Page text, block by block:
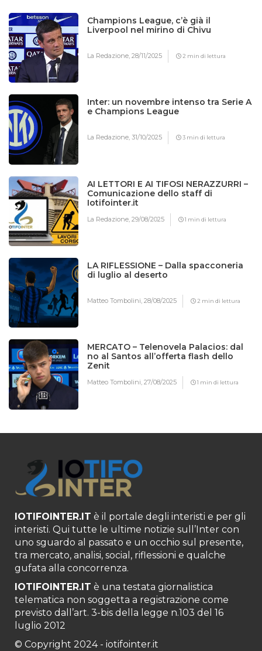
Champions League, c’è già il
Liverpool nel mirino di Chivu
La Redazione,28/11/2025 2 min di lettura
Inter: un novembre intenso tra Serie A
e Champions League
La Redazione,31/10/2025 3 min di lettura
AI LETTORI E AI TIFOSI NERAZZURRI –
Comunicazione dello staff di
Iotifointer.it
La Redazione,29/08/2025 1 min di lettura
LA RIFLESSIONE – Dalla spacconeria
di luglio al deserto
Matteo Tombolini,28/08/2025 2 min di lettura
MERCATO – Telenovela Palacios: dal
no al Santos all’offerta flash dello
Zenit
Matteo Tombolini,27/08/2025 1 min di lettura
IOTIFOINTER.IT è il portale degli interisti e per gli
interisti. Qui tutte le ultime notizie sull’Inter con
uno sguardo al passato e un occhio sul presente,
tra mercato, analisi, social, riflessioni e qualche
gufata alla concorrenza.
IOTIFOINTER.IT è una testata giornalistica
telematica non soggetta a registrazione come
previsto dall’art. 3-bis della legge n.103 del 16
luglio 2012
© Copyright 2024 - iotifointer.it